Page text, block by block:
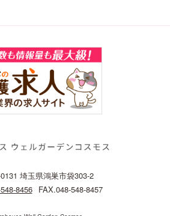
埼玉県鴻巣市袋303-2
8456 FAX.048-548-8457